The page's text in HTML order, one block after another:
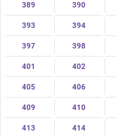
389 390
393 394
397 398
401 402
405 406
409 410
413 414